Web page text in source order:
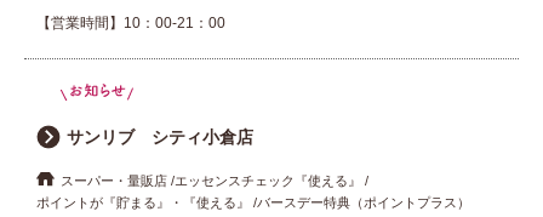
【営業時間】10：00-21：00
サンリブ シティ小倉店
スーパー・量販店 エッセンスチェック『使える』
ポイントが『貯まる』・『使える』
バースデー特典（ポイントプラス）